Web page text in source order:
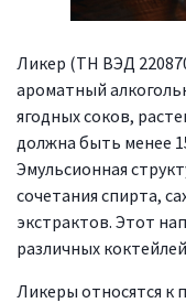
Ликер (ТН ВЭД
ароматный
ягодных соков,
должна быть менее
Эмульсионная
сочетания спирта,
экстрактов. Этот
различных
Ликеры относятся к